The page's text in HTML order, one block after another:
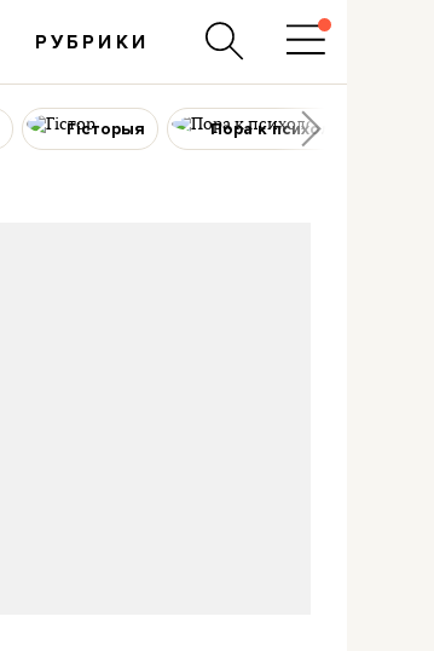
РУБРИКИ
Гісторыя Пора к психологу